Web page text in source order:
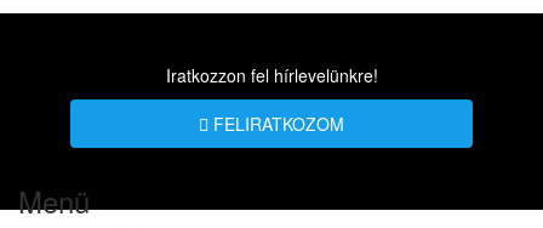
Iratkozzon fel hírlevelünkre!
FELIRATKOZOM
Menü